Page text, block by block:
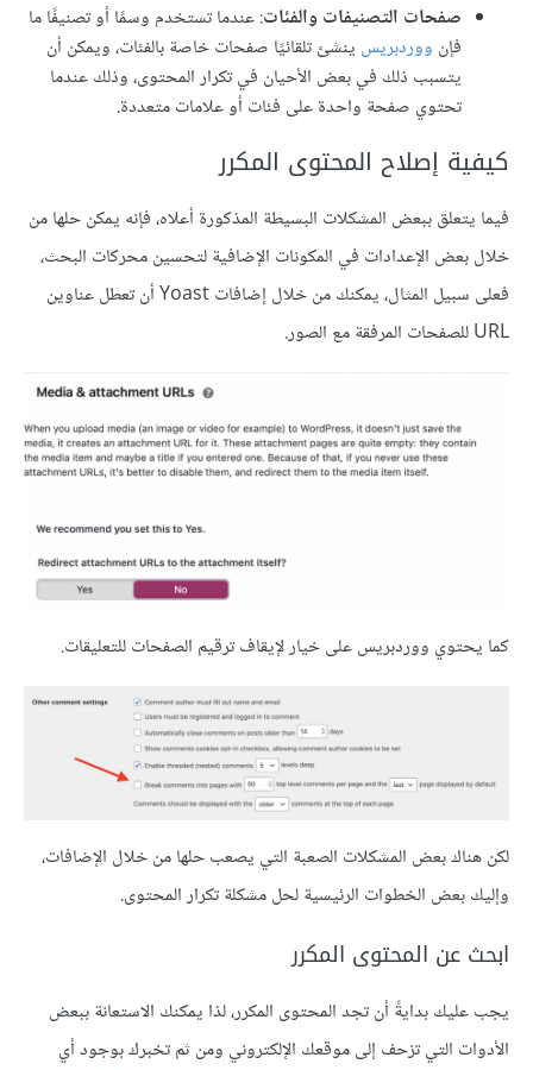
صفحات التصنيفات والفئات: عندما تستخدم وسمًا أو تصنيفًا ما
فإن ووردبريس ينشئ تلقائيًا صفحات خاصة بالفئات، ويمكن أن
يتسبب ذلك في بعض الأحيان في تكرار المحتوى، وذلك عندما
تحتوي صفحة واحدة على فئات أو علامات متعددة.
كيفية إصلاح المحتوى المكرر
فيما يتعلق ببعض المشكلات البسيطة المذكورة أعلاه، فإنه يمكن حلها من
خلال بعض الإعدادات في المكونات الإضافية لتحسين محركات البحث،
فعلى سبيل المثال، يمكنك من خلال إضافات Yoast أن تعطل عناوين
URL للصفحات المرفقة مع الصور.
كما يحتوي ووردبريس على خيار لإيقاف ترقيم الصفحات للتعليقات.
لكن هناك بعض المشكلات الصعبة التي يصعب حلها من خلال الإضافات،
وإليك بعض الخطوات الرئيسية لحل مشكلة تكرار المحتوى.
ابحث عن المحتوى المكرر
يجب عليك بدايةً أن تجد المحتوى المكرر، لذا يمكنك الاستعانة ببعض
الأدوات التي تزحف إلى موقعك الإلكتروني ومن ثم تخبرك بوجود أي